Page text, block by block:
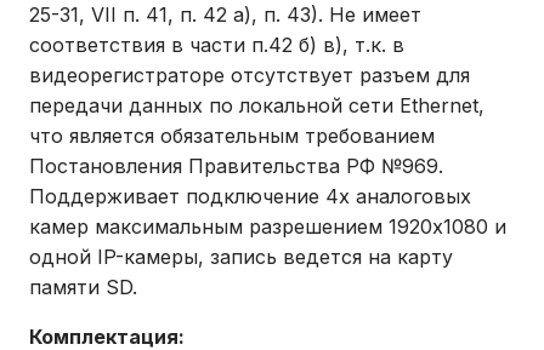
25-31, VII п. 41, п. 42 а), п. 43). Не имеет
соответствия в части п.42 б) в), т.к. в
видеорегистраторе отсутствует разъем для
передачи данных по локальной сети Ethernet,
что является обязательным требованием
Постановления Правительства РФ №969.
Поддерживает подключение 4х аналоговых
камер максимальным разрешением 1920х1080 и
одной IP-камеры, запись ведется на карту
памяти SD.
Комплектация: